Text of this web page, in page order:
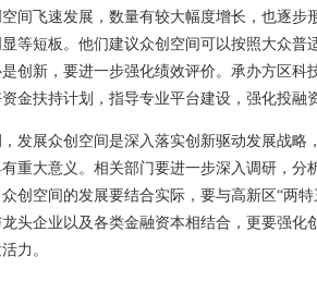
间飞速发展，数量有较大幅度增长，也逐
等短板。他们建议众创空间可以按照大众
创新，要进一步强化绩效评价。承办方区
金扶持计划，指导专业平台建设，强化投融
发展众创空间是深入落实创新驱动发展战略
重大意义。相关部门要进一步深入调研，
创空间的发展要结合实际，要与高新区“两
头企业以及各类金融资本相结合，更要强
力。